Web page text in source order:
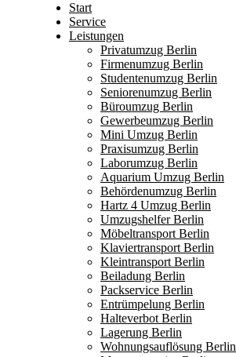
Start
Service
Leistungen
Privatumzug Berlin
Firmenumzug Berlin
Studentenumzug Berlin
Seniorenumzug Berlin
Büroumzug Berlin
Gewerbeumzug Berlin
Mini Umzug Berlin
Praxisumzug Berlin
Laborumzug Berlin
Aquarium Umzug Berlin
Behördenumzug Berlin
Hartz 4 Umzug Berlin
Umzugshelfer Berlin
Möbeltransport Berlin
Klaviertransport Berlin
Kleintransport Berlin
Beiladung Berlin
Packservice Berlin
Entrümpelung Berlin
Halteverbot Berlin
Lagerung Berlin
Wohnungsauflösung Berlin